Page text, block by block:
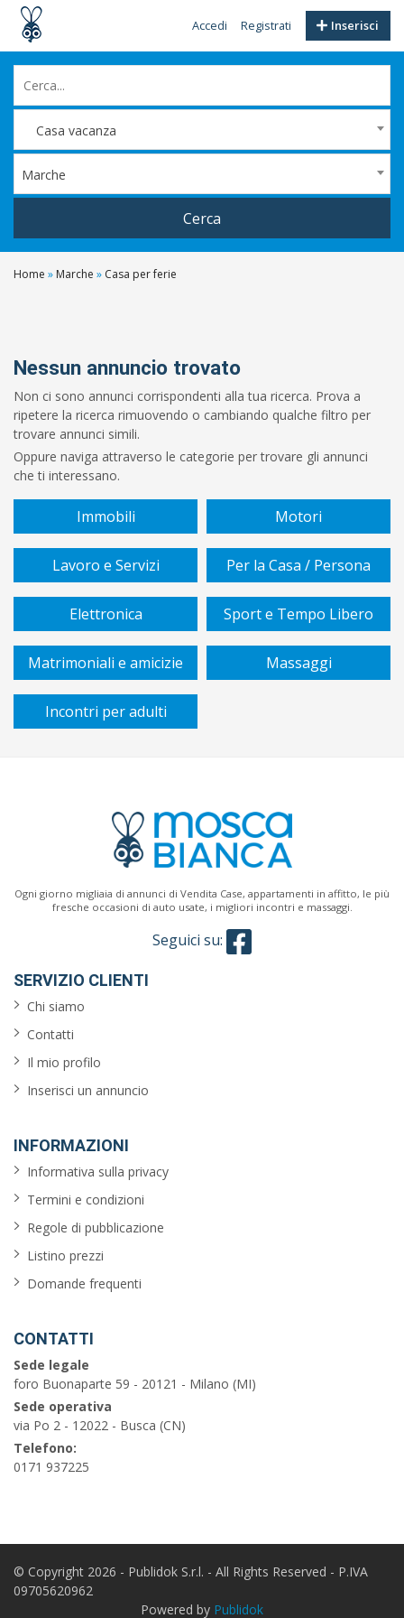
Inserisci
Accedi Registrati
Casa vacanza
Marche
Cerca
€
A
€
Vendita
affitto
Zona
giardino
reception
aria
balcone
piscina
barbecue
vista
sul
Cerca
Home » Marche » Casa per ferie
Nessun annuncio trovato
Non ci sono annunci corrispondenti alla tua ricerca. Prova a
ripetere la ricerca rimuovendo o cambiando qualche filtro per
trovare annunci simili.
Oppure naviga attraverso le categorie per trovare gli annunci
che ti interessano.
Immobili Motori
Lavoro e Servizi Per la Casa / Persona
Elettronica Sport e Tempo Libero
Matrimoniali e amicizie Massaggi
Incontri per adulti
Ogni giorno migliaia di annunci di Vendita Case, appartamenti in affitto, le più
fresche occasioni di auto usate, i migliori incontri e massaggi.
Seguici su:
SERVIZIO CLIENTI
Chi siamo
Contatti
Il mio profilo
Inserisci un annuncio
INFORMAZIONI
Informativa sulla privacy
Termini e condizioni
Regole di pubblicazione
Listino prezzi
Domande frequenti
CONTATTI
Sede legale
foro Buonaparte 59 - 20121 - Milano (MI)
Sede operativa
via Po 2 - 12022 - Busca (CN)
Telefono:
0171 937225
© Copyright 2026 - Publidok S.r.l. - All Rights Reserved - P.IVA
09705620962
Powered by Publidok